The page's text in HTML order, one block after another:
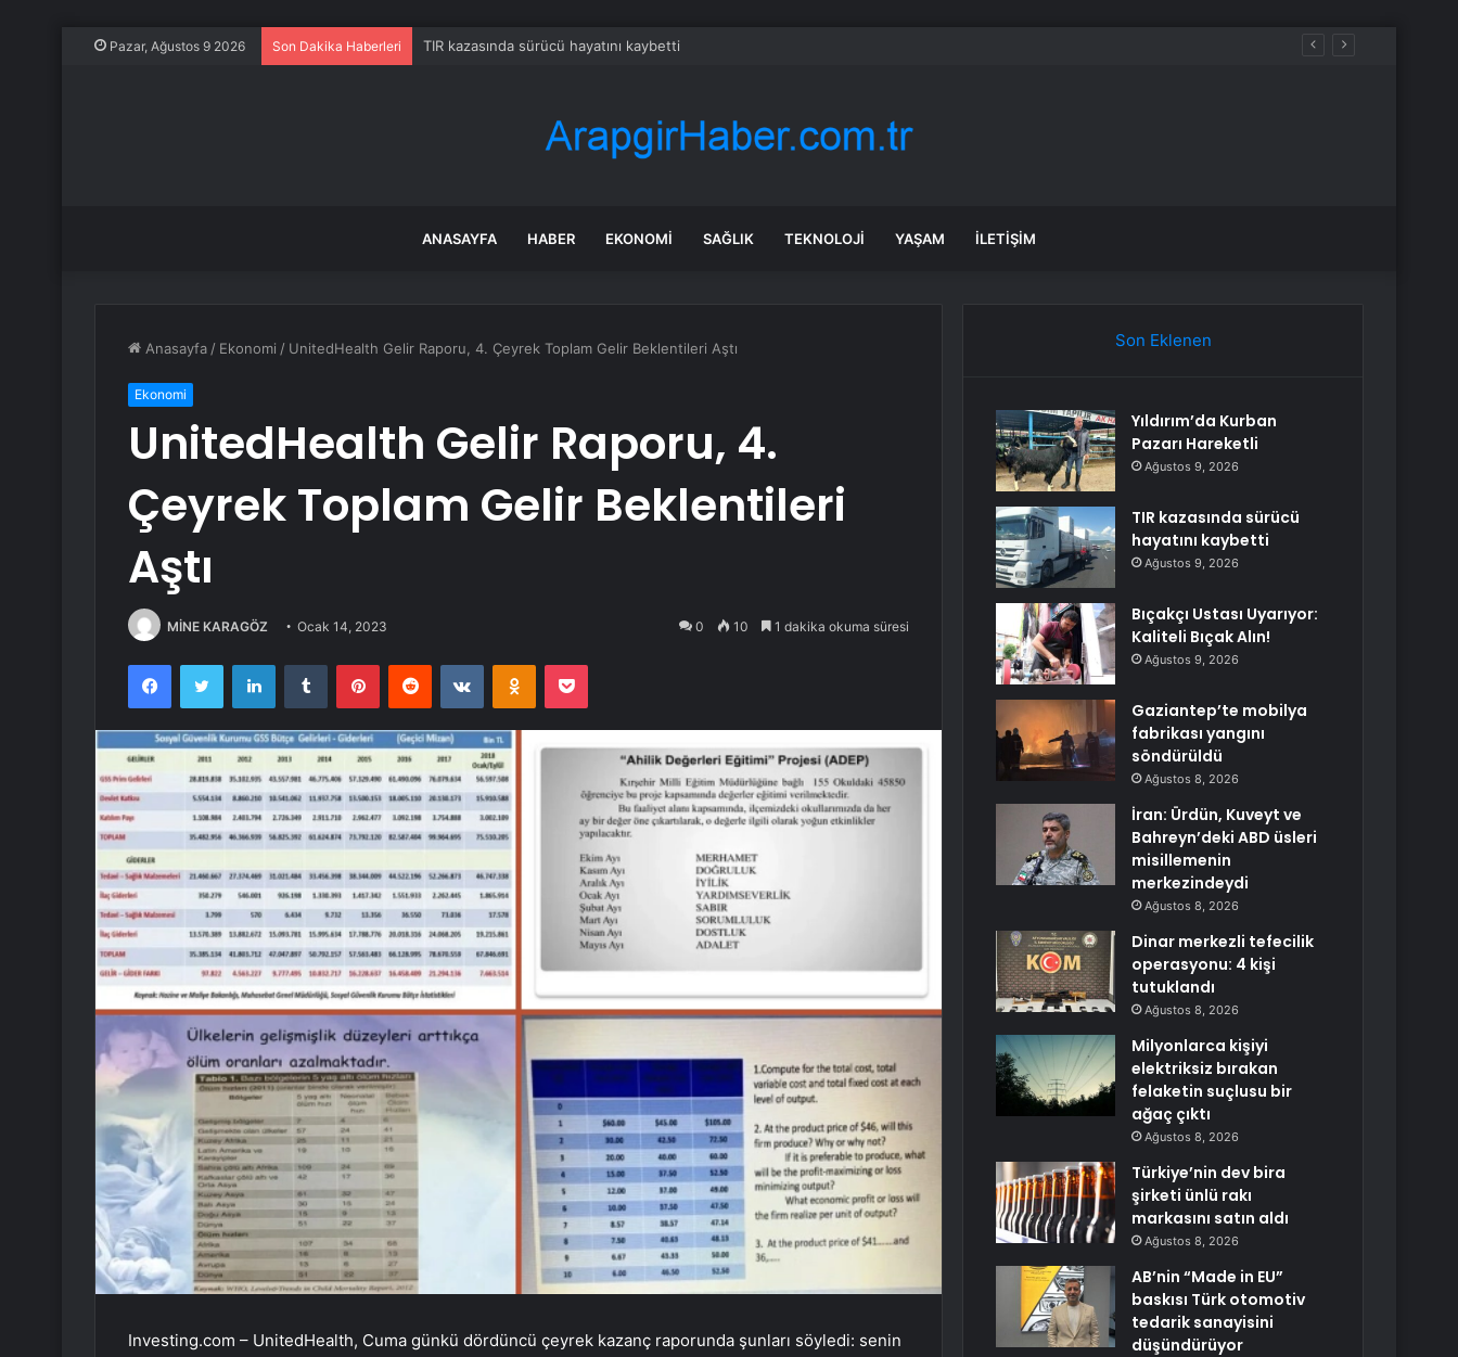
Pazar, Ağustos 9 2026 Son Dakika Haberleri TIR kazasında sürücü hayatını kaybetti
ANASAYFA HABER EKONOMI SAĞLIK TEKNOLOJI YAŞAM İLETIŞIM
Anasayfa / Ekonomi / UnitedHealth Gelir Raporu, 4. Çeyrek Toplam Gelir Beklentileri Aştı
Ekonomi
UnitedHealth Gelir Raporu, 4.
Çeyrek Toplam Gelir Beklentileri
Aştı
MİNE KARAGÖZ Ocak 14, 2023 0 10 1 dakika okuma süresi
FacebookTwitter LinkedInTumblr PinterestReddit VKontakteOdnoklassniki
Pocket
Investing.com – UnitedHealth, Cuma günkü dördüncü çeyrek kazanç raporunda şunları söyledi: senin
Son Eklenen
Yıldırım’da Kurban
Pazarı Hareketli
Ağustos 9, 2026
TIR kazasında sürücü
hayatını kaybetti
Ağustos 9, 2026
Bıçakçı Ustası Uyarıyor:
Kaliteli Bıçak Alın!
Ağustos 9, 2026
Gaziantep’te mobilya
fabrikası yangını
söndürüldü
Ağustos 8, 2026
İran: Ürdün, Kuveyt ve
Bahreyn’deki ABD üsleri
misillemenin
merkezindeydi
Ağustos 8, 2026
Dinar merkezli tefecilik
operasyonu: 4 kişi
tutuklandı
Ağustos 8, 2026
Milyonlarca kişiyi
elektriksiz bırakan
felaketin suçlusu bir
ağaç çıktı
Ağustos 8, 2026
Türkiye’nin dev bira
şirketi ünlü rakı
markasını satın aldı
Ağustos 8, 2026
AB’nin “Made in EU”
baskısı Türk otomotiv
tedarik sanayisini
düşündürüyor